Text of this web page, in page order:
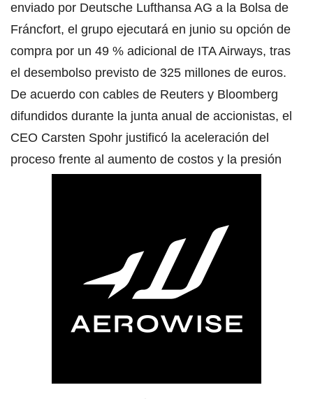
enviado por Deutsche Lufthansa AG a la Bolsa de
Fráncfort, el grupo ejecutará en junio su opción de
compra por un 49 % adicional de ITA Airways, tras
el desembolso previsto de 325 millones de euros.
De acuerdo con cables de Reuters y Bloomberg
difundidos durante la junta anual de accionistas, el
CEO Carsten Spohr justificó la aceleración del
proceso frente al aumento de costos y la presión